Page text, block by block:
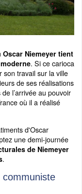
Oscar Niemeyer tient
. Si ce carioca
son travail sur la ville
de ses réalisations
l’arrivée au pouvoir
où il a réalisé
d'Oscar
une demi-journée
de Niemeyer
.
communiste